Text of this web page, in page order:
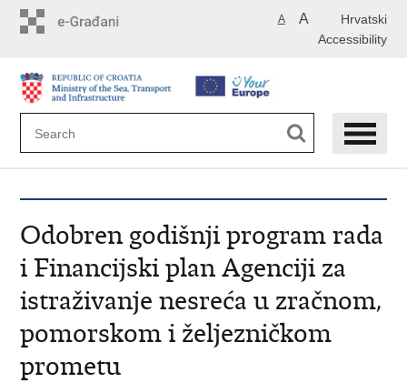
Hrvatski
A A
Accessibility
Odobren godišnji program rada
i Financijski plan Agenciji za
istraživanje nesreća u zračnom,
pomorskom i željezničkom
prometu